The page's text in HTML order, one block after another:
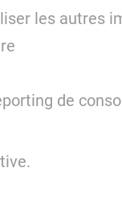
les autres
de